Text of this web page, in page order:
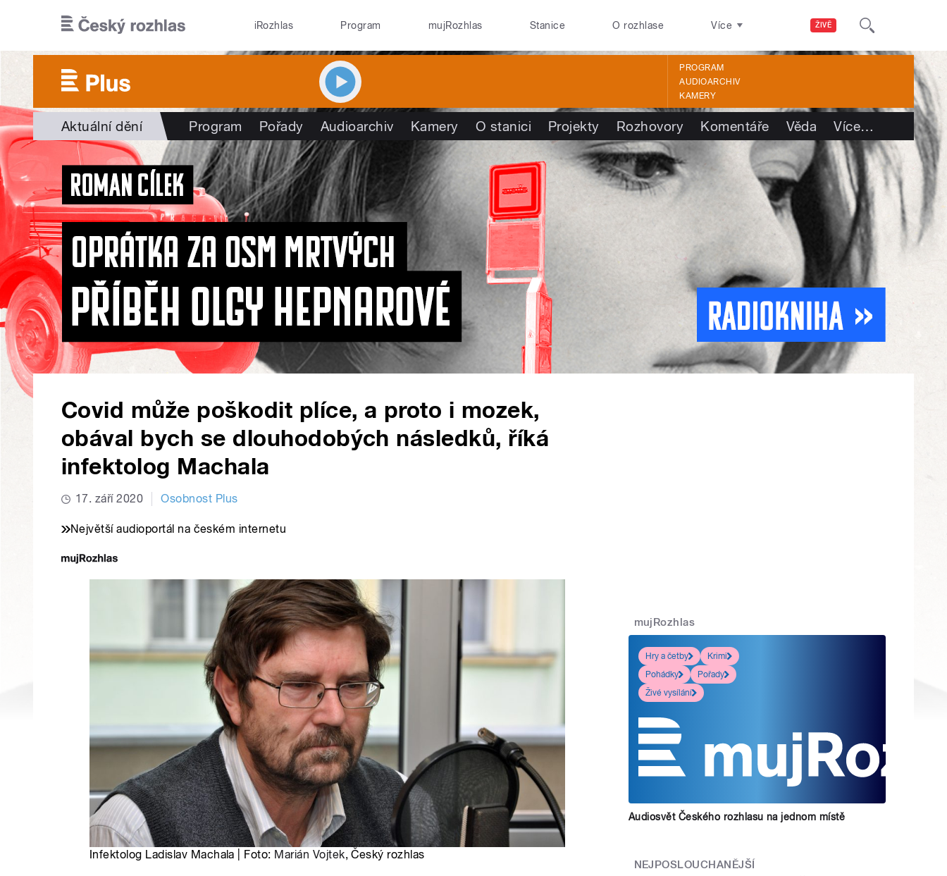
ŽIVĚ
iRozhlas Program mujRozhlas Stanice O rozhlase Více
PROGRAM
AUDIOARCHIV
KAMERY
Aktuální dění Program Pořady Audioarchiv Kamery O stanici Projekty Rozhovory Komentáře Věda Více…
Covid může poškodit plíce, a proto i mozek,
obával bych se dlouhodobých následků, říká
infektolog Machala
17. září 2020 Osobnost Plus
Největší audioportál na českém internetu
Infektolog Ladislav Machala | Foto: Marián Vojtek, Český rozhlas
mujRozhlas
Hry a četby
Krimi
Pohádky
Pořady
Živé vysílání
Audiosvět Českého rozhlasu na jednom místě
NEJPOSLOUCHANĚJŠÍ